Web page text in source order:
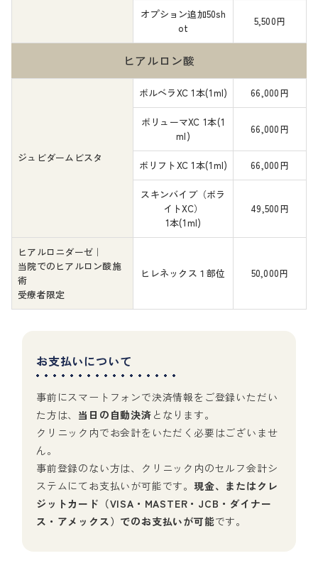
オプション追加50sh
ot
5,500円
ヒアルロン酸
ジュビダームビスタ
ボルベラXC 1本(1ml) 66,000円
ボリューマXC 1本(1
ml)
66,000円
ボリフトXC 1本(1ml) 66,000円
スキンバイブ（ボラ
イトXC）
1本(1ml)
49,500円
ヒアルロニダーゼ｜
当院でのヒアルロン酸施
術
受療者限定
ヒレネックス１部位 50,000円
お支払いについて
事前にスマートフォンで決済情報をご登録いただい
た方は、 当日の自動決済 となります。
クリニック内でお会計をいただく必要はございませ
ん。
事前登録のない方は、クリニック内のセルフ会計シ
ステムにてお支払いが可能です。 現金、またはクレ
ジットカード（VISA・MASTER・JCB・ダイナー
ス・アメックス）でのお支払いが可能です。